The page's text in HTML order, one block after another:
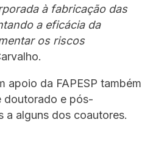
à fabricação das
a eficácia da
os riscos
apoio da FAPESP também
doutorado e pós-
a alguns dos coautores.